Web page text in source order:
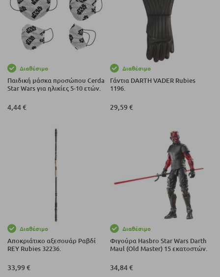
Διαθέσιμο
Παιδική μάσκα προσώπου Cerda
Star Wars για ηλικίες 5-10 ετών.
4,44 €
Διαθέσιμο
Γάντια DARTH VADER Rubies
1196.
29,59 €
Διαθέσιμο
Αποκριάτικο αξεσουάρ Ραβδί
REY Rubies 32236.
33,99 €
Διαθέσιμο
Φιγούρα Hasbro Star Wars Darth
Maul (Old Master) 15 εκατοστών.
34,84 €